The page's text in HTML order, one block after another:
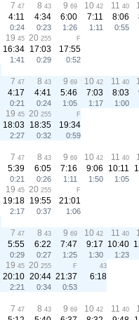
7 47 8 43 9 69 10 42 11 40
4:11 4:34 6:00 7:11 8:06
0:24 0:23 1:26 1:11 0:55
19 45 20 255 F
16:34 17:03 17:55
1:41 0:29 0:52
7 47 8 43 9 69 10 42 11 40
4:17 4:41 5:46 7:03 8:03
0:21 0:24 1:05 1:17 1:00
19 45 20 255 F
18:03 18:35 19:34
2:27 0:32 0:59
7 47 8 43 9 69 10 42 11 40
5:39 6:05 7:16 9:06 10:11
0:21 0:26 1:11 1:50 1:05
19 45 20 255 F
19:18 19:55 21:01
2:17 0:37 1:06
7 47 8 43 9 69 10 42 11 40
5:55 6:22 7:47 9:17 10:40
0:29 0:27 1:25 1:30 1:23
19 45 20 255 F 43
20:10 20:44 21:37 6:18
2:21 0:34 0:53
7 47 8 43 9 69 10 42 11 40